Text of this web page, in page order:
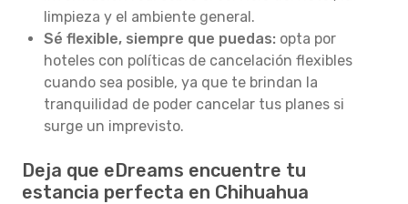
limpieza y el ambiente general.
Sé flexible, siempre que puedas: opta por
hoteles con políticas de cancelación flexibles
cuando sea posible, ya que te brindan la
tranquilidad de poder cancelar tus planes si
surge un imprevisto.
Deja que eDreams encuentre tu
estancia perfecta en Chihuahua